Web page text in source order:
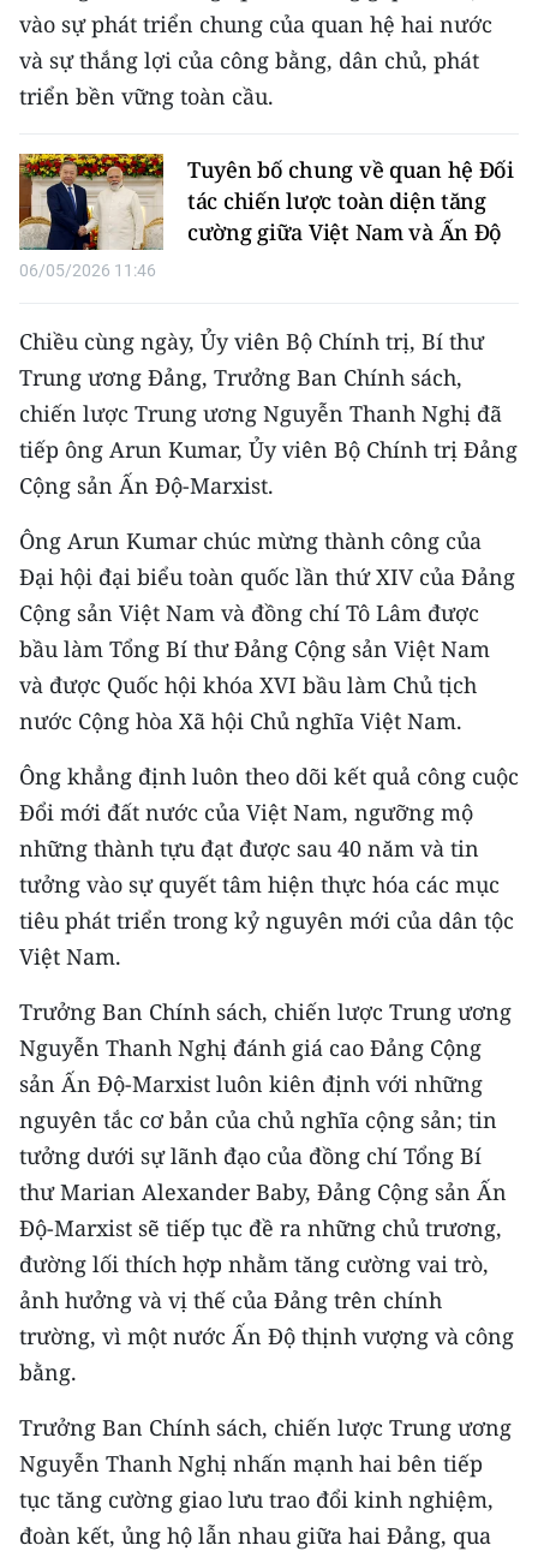
ENGLISH
中文
РУССКИЙ
ESPAÑOL
vào sự phát triển chung của quan hệ hai nước
và sự thắng lợi của công bằng, dân chủ, phát
triển bền vững toàn cầu.
Tuyên bố chung về quan hệ Đối
tác chiến lược toàn diện tăng
cường giữa Việt Nam và Ấn Độ
06/05/2026 11:46
Chiều cùng ngày, Ủy viên Bộ Chính trị, Bí thư
Trung ương Đảng, Trưởng Ban Chính sách,
chiến lược Trung ương Nguyễn Thanh Nghị đã
tiếp ông Arun Kumar, Ủy viên Bộ Chính trị Đảng
Cộng sản Ấn Độ-Marxist.
Ông Arun Kumar chúc mừng thành công của
Đại hội đại biểu toàn quốc lần thứ XIV của Đảng
Cộng sản Việt Nam và đồng chí Tô Lâm được
bầu làm Tổng Bí thư Đảng Cộng sản Việt Nam
và được Quốc hội khóa XVI bầu làm Chủ tịch
nước Cộng hòa Xã hội Chủ nghĩa Việt Nam.
Ông khẳng định luôn theo dõi kết quả công cuộc
Đổi mới đất nước của Việt Nam, ngưỡng mộ
những thành tựu đạt được sau 40 năm và tin
tưởng vào sự quyết tâm hiện thực hóa các mục
tiêu phát triển trong kỷ nguyên mới của dân tộc
Việt Nam.
Trưởng Ban Chính sách, chiến lược Trung ương
Nguyễn Thanh Nghị đánh giá cao Đảng Cộng
sản Ấn Độ-Marxist luôn kiên định với những
nguyên tắc cơ bản của chủ nghĩa cộng sản; tin
tưởng dưới sự lãnh đạo của đồng chí Tổng Bí
thư Marian Alexander Baby, Đảng Cộng sản Ấn
Độ-Marxist sẽ tiếp tục đề ra những chủ trương,
đường lối thích hợp nhằm tăng cường vai trò,
ảnh hưởng và vị thế của Đảng trên chính
trường, vì một nước Ấn Độ thịnh vượng và công
bằng.
Trưởng Ban Chính sách, chiến lược Trung ương
Nguyễn Thanh Nghị nhấn mạnh hai bên tiếp
tục tăng cường giao lưu trao đổi kinh nghiệm,
đoàn kết, ủng hộ lẫn nhau giữa hai Đảng, qua